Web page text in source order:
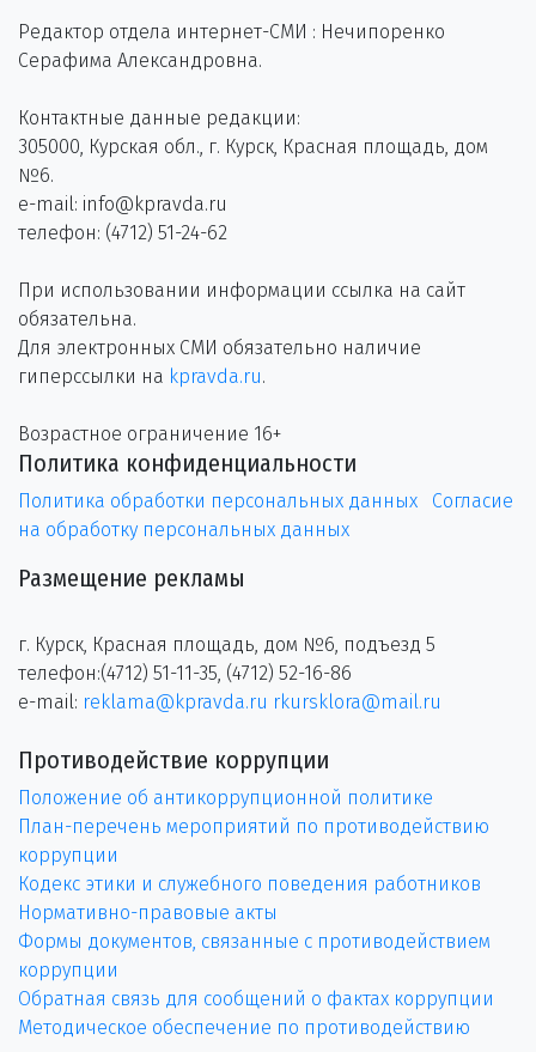
Редактор отдела интернет-СМИ : Нечипоренко
Серафима Александровна.
Контактные данные редакции:
305000, Курская обл., г. Курск, Красная площадь, дом
№6.
e-mail: info@kpravda.ru
телефон: (4712) 51-24-62
При использовании информации ссылка на сайт
обязательна.
Для электронных СМИ обязательно наличие
гиперссылки на kpravda.ru.
Возрастное ограничение 16+
Политика конфиденциальности
Политика обработки персональных данных
Согласие
на обработку персональных данных
Размещение рекламы
г. Курск, Красная площадь, дом №6, подъезд 5
телефон:(4712) 51-11-35, (4712) 52-16-86
e-mail: reklama@kpravda.ru rkursklora@mail.ru
Противодействие коррупции
Положение об антикоррупционной политике
План-перечень мероприятий по противодействию
коррупции
Кодекс этики и служебного поведения работников
Нормативно-правовые акты
Формы документов, связанные с противодействием
коррупции
Обратная связь для сообщений о фактах коррупции
Методическое обеспечение по противодействию